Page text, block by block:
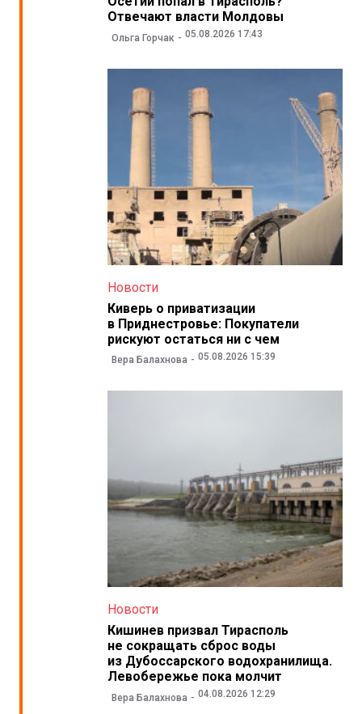
Отвечают власти Молдовы
Ольга Горчак 05.08.2026 17:43
Новости
Киверь о приватизации
в Приднестровье: Покупатели
рискуют остаться ни с чем
Вера Балахнова 05.08.2026 15:39
Новости
Кишинев призвал Тирасполь
не сокращать сброс воды
из Дубоссарского водохранилища.
Левобережье пока молчит
Вера Балахнова 04.08.2026 12:29